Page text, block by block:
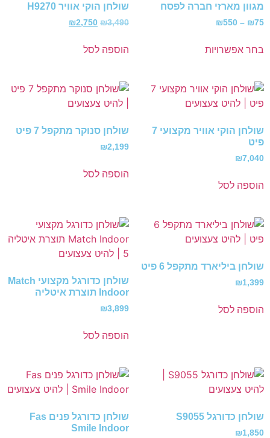
מגוון מארזי חברה לפסח
₪75
–
₪550
בחר אפשרויות
שולחן הוקי אוויר H9270
₪3,490
₪2,750
הוספה לסל
שולחן הוקי אוויר מקצועי 7
פיט
₪7,040
הוספה לסל
שולחן סנוקר מתקפל 7 פיט
₪2,199
הוספה לסל
שולחן ביליארד מתקפל 6 פיט
₪1,399
הוספה לסל
שולחן כדורגל מקצועי Match
Indoor תוצרת איטליה
₪3,899
הוספה לסל
שולחן כדורגל S9055
₪1,850
שולחן כדורגל פנים Fas
Smile Indoor